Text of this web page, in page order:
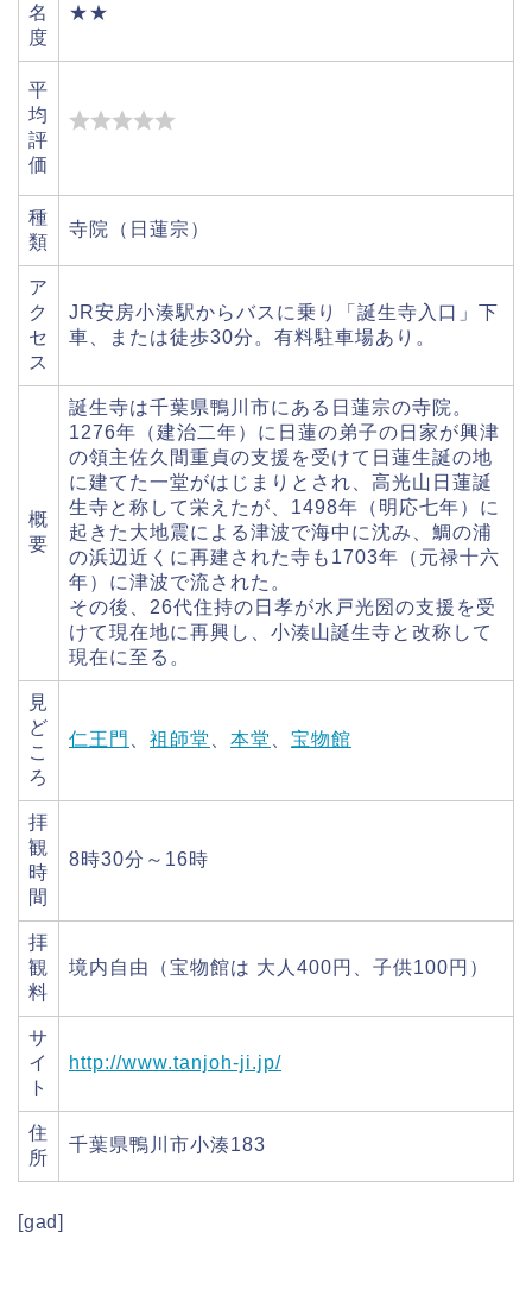
名
度
★★
平
均
評
価
種
類
寺院（日蓮宗）
ア
ク
セ
ス
JR安房小湊駅からバスに乗り「誕生寺入口」下
車、または徒歩30分。有料駐車場あり。
概
要
誕生寺は千葉県鴨川市にある日蓮宗の寺院。
1276年（建治二年）に日蓮の弟子の日家が興津
の領主佐久間重貞の支援を受けて日蓮生誕の地
に建てた一堂がはじまりとされ、高光山日蓮誕
生寺と称して栄えたが、1498年（明応七年）に
起きた大地震による津波で海中に沈み、鯛の浦
の浜辺近くに再建された寺も1703年（元禄十六
年）に津波で流された。
その後、26代住持の日孝が水戸光圀の支援を受
けて現在地に再興し、小湊山誕生寺と改称して
現在に至る。
見
ど
こ
ろ
仁王門 祖師堂 本堂 宝物館
拝
観
時
間
8時30分～16時
拝
観
料
境内自由（宝物館は 大人400円、子供100円）
サ
イ
ト
http://www.tanjoh-ji.jp/
住
所
千葉県鴨川市小湊183
[gad]